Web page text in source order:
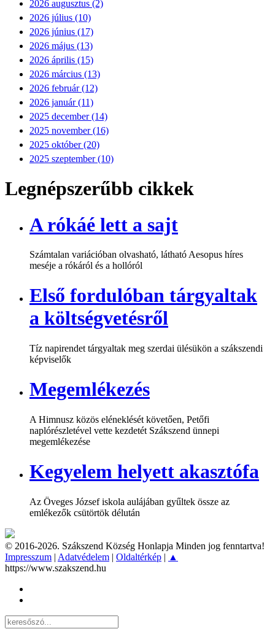
2026 augusztus (2)
2026 július (10)
2026 június (17)
2026 május (13)
2026 április (15)
2026 március (13)
2026 február (12)
2026 január (11)
2025 december (14)
2025 november (16)
2025 október (20)
2025 szeptember (10)
Legnépszerűbb cikkek
A rókáé lett a sajt
Számtalan variációban olvasható, látható Aesopus híres
meséje a rókáról és a hollóról
Első fordulóban tárgyaltak
a költségvetésről
Tíz napirendet tárgyaltak meg szerdai ülésükön a szákszendi
képviselők
Megemlékezés
A Himnusz közös eléneklését követően, Petőfi
naplórészletével vette kezdetét Szákszend ünnepi
megemlékezése
Kegyelem helyett akasztófa
Az Öveges József iskola aulájában gyűltek össze az
emlékezők csütörtök délután
© 2016-2026. Szákszend Község Honlapja Minden jog fenntartva!
Impresszum | Adatvédelem | Oldaltérkép | ▲
https://www.szakszend.hu